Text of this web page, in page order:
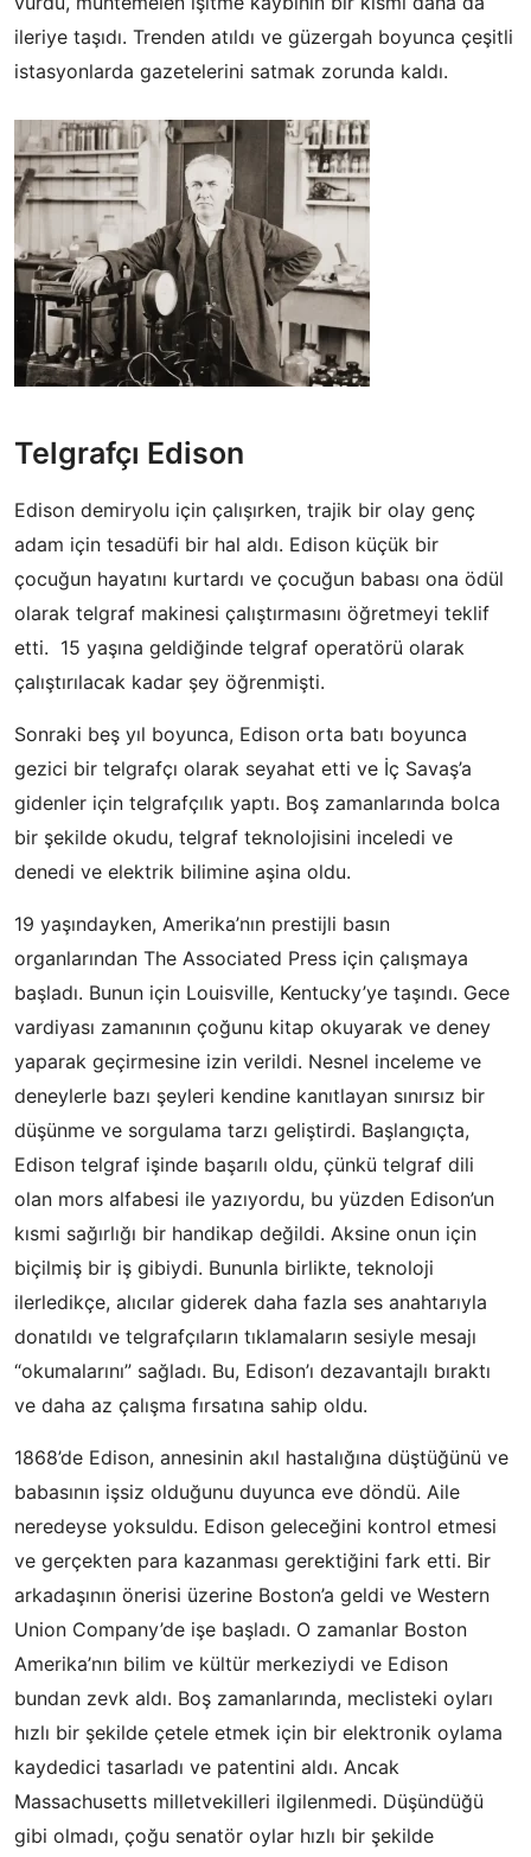
ileriye taşıdı. Trenden atıldı ve güzergah boyunca çeşitli
istasyonlarda gazetelerini satmak zorunda kaldı.
Telgrafçı Edison
Edison demiryolu için çalışırken, trajik bir olay genç
adam için tesadüfi bir hal aldı. Edison küçük bir
çocuğun hayatını kurtardı ve çocuğun babası ona ödül
olarak telgraf makinesi çalıştırmasını öğretmeyi teklif
etti. 15 yaşına geldiğinde telgraf operatörü olarak
çalıştırılacak kadar şey öğrenmişti.
Sonraki beş yıl boyunca, Edison orta batı boyunca
gezici bir telgrafçı olarak seyahat etti ve İç Savaş’a
gidenler için telgrafçılık yaptı. Boş zamanlarında bolca
bir şekilde okudu, telgraf teknolojisini inceledi ve
denedi ve elektrik bilimine aşina oldu.
19 yaşındayken, Amerika’nın prestijli basın
organlarından The Associated Press için çalışmaya
başladı. Bunun için Louisville, Kentucky’ye taşındı. Gece
vardiyası zamanının çoğunu kitap okuyarak ve deney
yaparak geçirmesine izin verildi. Nesnel inceleme ve
deneylerle bazı şeyleri kendine kanıtlayan sınırsız bir
düşünme ve sorgulama tarzı geliştirdi. Başlangıçta,
Edison telgraf işinde başarılı oldu, çünkü telgraf dili
olan mors alfabesi ile yazıyordu, bu yüzden Edison’un
kısmi sağırlığı bir handikap değildi. Aksine onun için
biçilmiş bir iş gibiydi. Bununla birlikte, teknoloji
ilerledikçe, alıcılar giderek daha fazla ses anahtarıyla
donatıldı ve telgrafçıların tıklamaların sesiyle mesajı
“okumalarını” sağladı. Bu, Edison’ı dezavantajlı bıraktı
ve daha az çalışma fırsatına sahip oldu.
1868’de Edison, annesinin akıl hastalığına düştüğünü ve
babasının işsiz olduğunu duyunca eve döndü. Aile
neredeyse yoksuldu. Edison geleceğini kontrol etmesi
ve gerçekten para kazanması gerektiğini fark etti. Bir
arkadaşının önerisi üzerine Boston’a geldi ve Western
Union Company’de işe başladı. O zamanlar Boston
Amerika’nın bilim ve kültür merkeziydi ve Edison
bundan zevk aldı. Boş zamanlarında, meclisteki oyları
hızlı bir şekilde çetele etmek için bir elektronik oylama
kaydedici tasarladı ve patentini aldı. Ancak
Massachusetts milletvekilleri ilgilenmedi. Düşündüğü
gibi olmadı, çoğu senatör oylar hızlı bir şekilde